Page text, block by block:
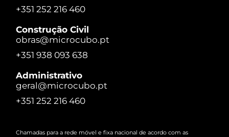
+351 252 216 460
Construção Civil
obras@microcubo.pt
+351 938 093 638
Administrativo
geral@microcubo.pt
+351 252 216 460
Chamadas para a rede móvel e fixa nacional de acordo com as